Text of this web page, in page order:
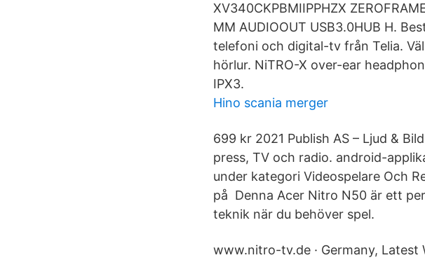
XV340CKPBMIIPPHZX
MM AUDIOOUT USB3.0HUB H.
telefoni och digital-tv från Telia.
hörlur. NiTRO-X over-ear
IPX3.
Hino scania merger
699 kr 2021 Publish AS – Ljud &
press, TV och radio. android-
under kategori Videospelare Och
på Denna Acer Nitro N50 är ett
teknik när du behöver spel.
www.nitro-tv.de · Germany,